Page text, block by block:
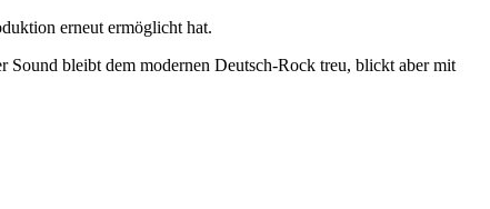
erneut ermöglicht hat.
Sound bleibt dem modernen Deutsch-Rock treu, blickt aber mit